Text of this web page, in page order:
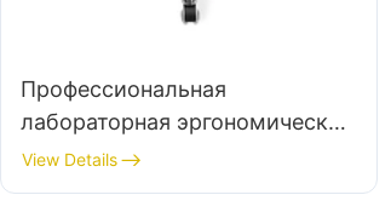
Профессиональная
лабораторная эргономическая
стула PU поддерживает 360 °
Стабильная 5-звездочная
View Details